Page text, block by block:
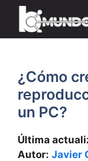
Saltar
contenido
¿Cómo
un PC?
Última
Autor: Javier